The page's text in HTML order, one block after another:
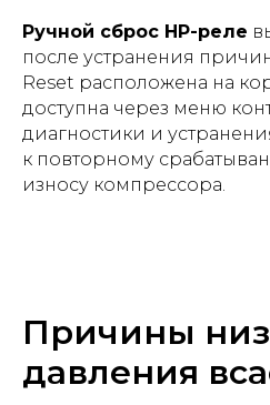
Ручной сброс HP-реле
после устранения
Reset расположена на
доступна через меню
диагностики и
к повторному
износу компрессора.
Причины
давления